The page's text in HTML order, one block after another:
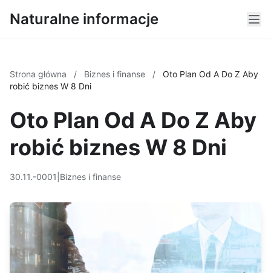
Naturalne informacje
Strona główna / Biznes i finanse /
Oto Plan Od A Do Z Aby
robić biznes W 8 Dni
Oto Plan Od A Do Z Aby
robić biznes W 8 Dni
30.11.-0001 Biznes i finanse